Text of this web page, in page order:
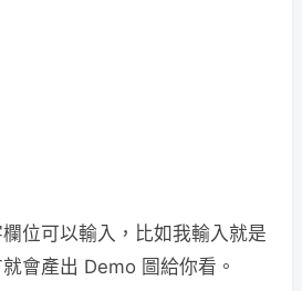
位可以輸入，比如我輸入就是
會產出 Demo 圖給你看。